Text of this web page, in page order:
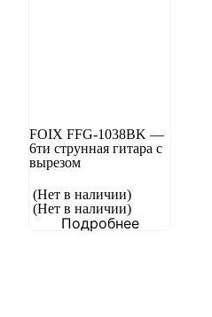
FOIX FFG-1038BK —
6ти струнная гитара с
вырезом
(Нет в наличии)
(Нет в наличии)
Подробнее